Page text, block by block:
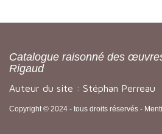
Catalogue raisonné des
Rigaud
Auteur du site : Stéphan Perreau
Copyright © 2024 - tous droits réservés -